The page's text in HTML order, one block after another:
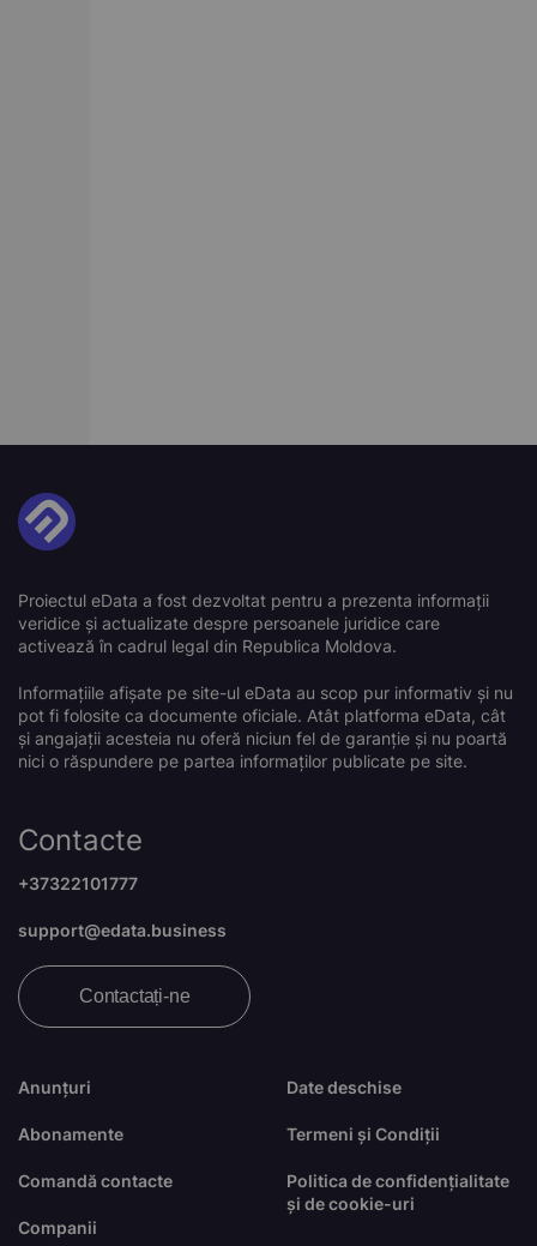
Proiectul eData a fost dezvoltat pentru a prezenta informații
veridice și actualizate despre persoanele juridice care
activează în cadrul legal din Republica Moldova.
Informațiile afișate pe site-ul eData au scop pur informativ și nu
pot fi folosite ca documente oficiale. Atât platforma eData, cât
și angajații acesteia nu oferă niciun fel de garanție și nu poartă
nici o răspundere pe partea informaților publicate pe site.
Anunțuri
Abonamente
Comandă contacte
Companii
Date deschise
Termeni și Condiții
Politica de confidențialitate
și de cookie-uri
Contacte
+37322101777
support@edata.business
Contactați-ne